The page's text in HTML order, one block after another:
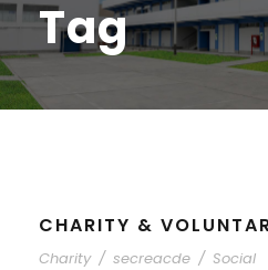
Tag
CHARITY &
Charity / secreacde / Social